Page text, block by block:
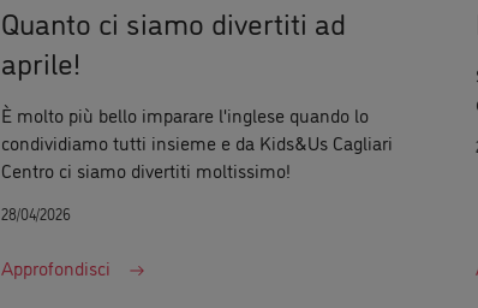
Quanto ci siamo divertiti ad
aprile!
È molto più bello imparare l'inglese quando lo
condividiamo tutti insieme e da Kids&Us Cagliari
Centro ci siamo divertiti moltissimo!
28/04/2026
Approfondisci